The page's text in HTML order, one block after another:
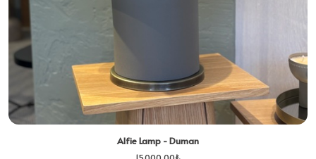
Alfie Lamp - Duman